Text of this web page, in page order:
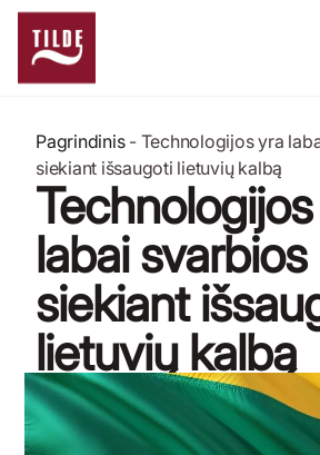
Pagrindinis- Technologijos yra
siekiant išsaugoti lietuvių kalbą
labai svarbios
siekiant
lietuvių kalbą
11 KOVO, 2021 m.